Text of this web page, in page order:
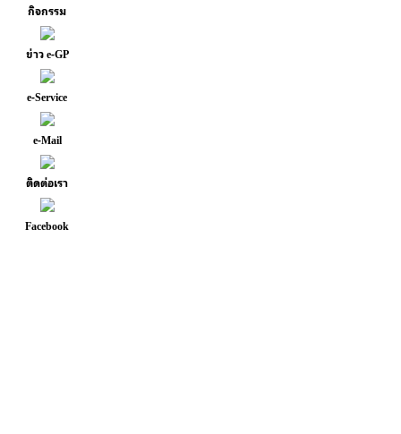
กิจกรรม
ข่าว e-GP
e-Service
e-Mail
ติดต่อเรา
Facebook